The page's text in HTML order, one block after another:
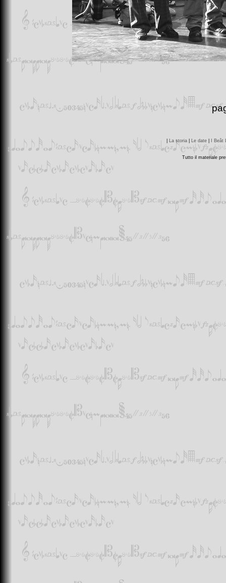
|La storia | Le date | I Beât
Tutto il materiale